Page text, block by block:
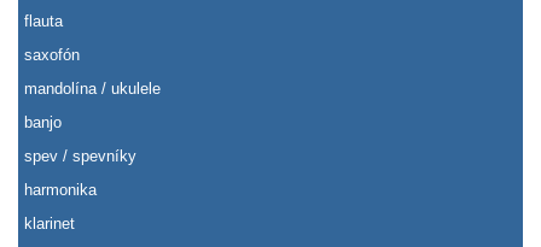
flauta
saxofón
mandolína / ukulele
banjo
spev / spevníky
harmonika
klarinet